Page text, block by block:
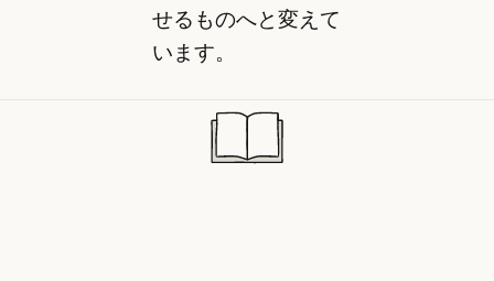
せるものへと変えて
います。